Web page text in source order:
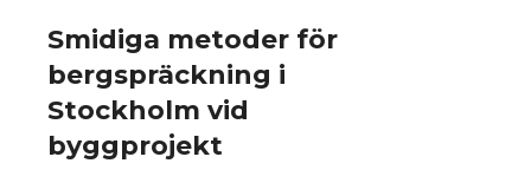
Smidiga metoder för
bergspräckning i
Stockholm vid
byggprojekt